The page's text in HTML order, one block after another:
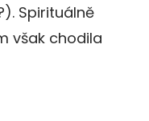
Spirituálně
však chodila